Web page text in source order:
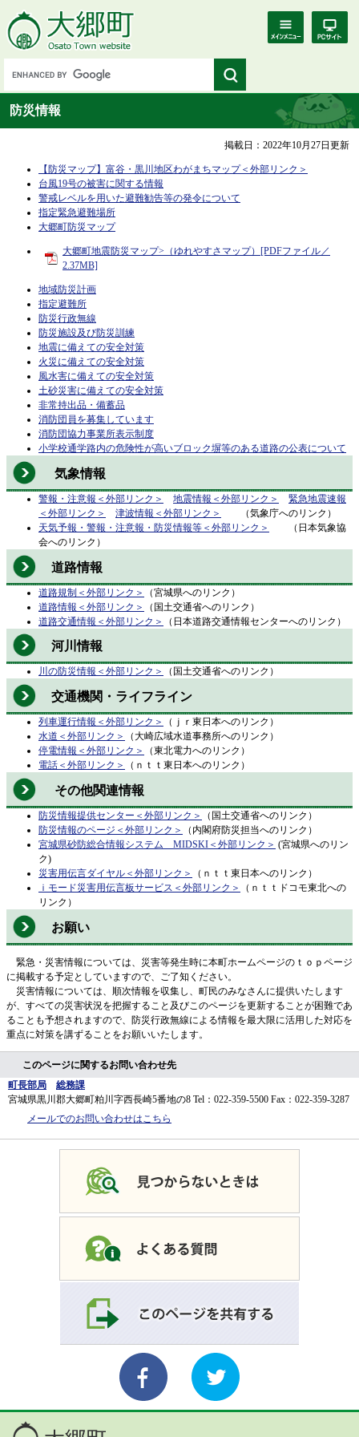
防災情報
掲載日：2022年10月27日更新
【防災マップ】富谷・黒川地区わがまちマップ＜外部リンク＞
台風19号の被害に関する情報
警戒レベルを用いた避難勧告等の発令について
指定緊急避難場所
大郷町防災マップ
大郷町地震防災マップ>（ゆれやすさマップ）[PDFファイル／
2.37MB]
地域防災計画
指定避難所
防災行政無線
防災施設及び防災訓練
地震に備えての安全対策
火災に備えての安全対策
風水害に備えての安全対策
土砂災害に備えての安全対策
非常持出品・備蓄品
消防団員を募集しています
消防団協力事業所表示制度
小学校通学路内の危険性が高いブロック塀等のある道路の公表について
気象情報
警報・注意報 ＜外部リンク＞ 地震情報 ＜外部リンク＞
緊急地震速報
＜外部リンク＞
津波情報 ＜外部リンク＞
（気象庁へのリンク）
天気予報・警報・注意報・防災情報等 ＜外部リンク＞
（日本気象協
会へのリンク）
道路情報
道路規制 ＜外部リンク＞
（宮城県へのリンク）
道路情報 ＜外部リンク＞
（国土交通省へのリンク）
道路交通情報 ＜外部リンク＞ （日本道路交通情報センターへのリンク）
河川情報
川の防災情報 ＜外部リンク＞ （国土交通省へのリンク）
交通機関・ライフライン
列車運行情報 ＜外部リンク＞
（ｊｒ東日本へのリンク）
水道 ＜外部リンク＞
（大崎広域水道事務所へのリンク）
停電情報 ＜外部リンク＞
（東北電力へのリンク）
電話 ＜外部リンク＞ （ｎｔｔ東日本へのリンク）
その他関連情報
防災情報提供センター ＜外部リンク＞
（国土交通省へのリンク）
防災情報のページ ＜外部リンク＞
（内閣府防災担当へのリンク）
宮城県砂防総合情報システム MIDSKI ＜外部リンク＞ (宮城県へのリン
ク)
災害用伝言ダイヤル ＜外部リンク＞
（ｎｔｔ東日本へのリンク）
ｉモード災害用伝言板サービス ＜外部リンク＞
（ｎｔｔドコモ東北への
リンク）
お願い
緊急・災害情報については、災害等発生時に本町ホームページのｔｏｐページ
に掲載する予定としていますので、ご了知ください。
災害情報については、順次情報を収集し、町民のみなさんに提供いたします
が、すべての災害状況を把握すること及びこのページを更新することが困難であ
ることも予想されますので、防災行政無線による情報を最大限に活用した対応を
重点に対策を講ずることをお願いいたします。
このページに関するお問い合わせ先
町長部局
総務課
宮城県黒川郡大郷町粕川字西長崎5番地の8 Tel：022-359-5500 Fax：022-359-3287
メールでのお問い合わせはこちら